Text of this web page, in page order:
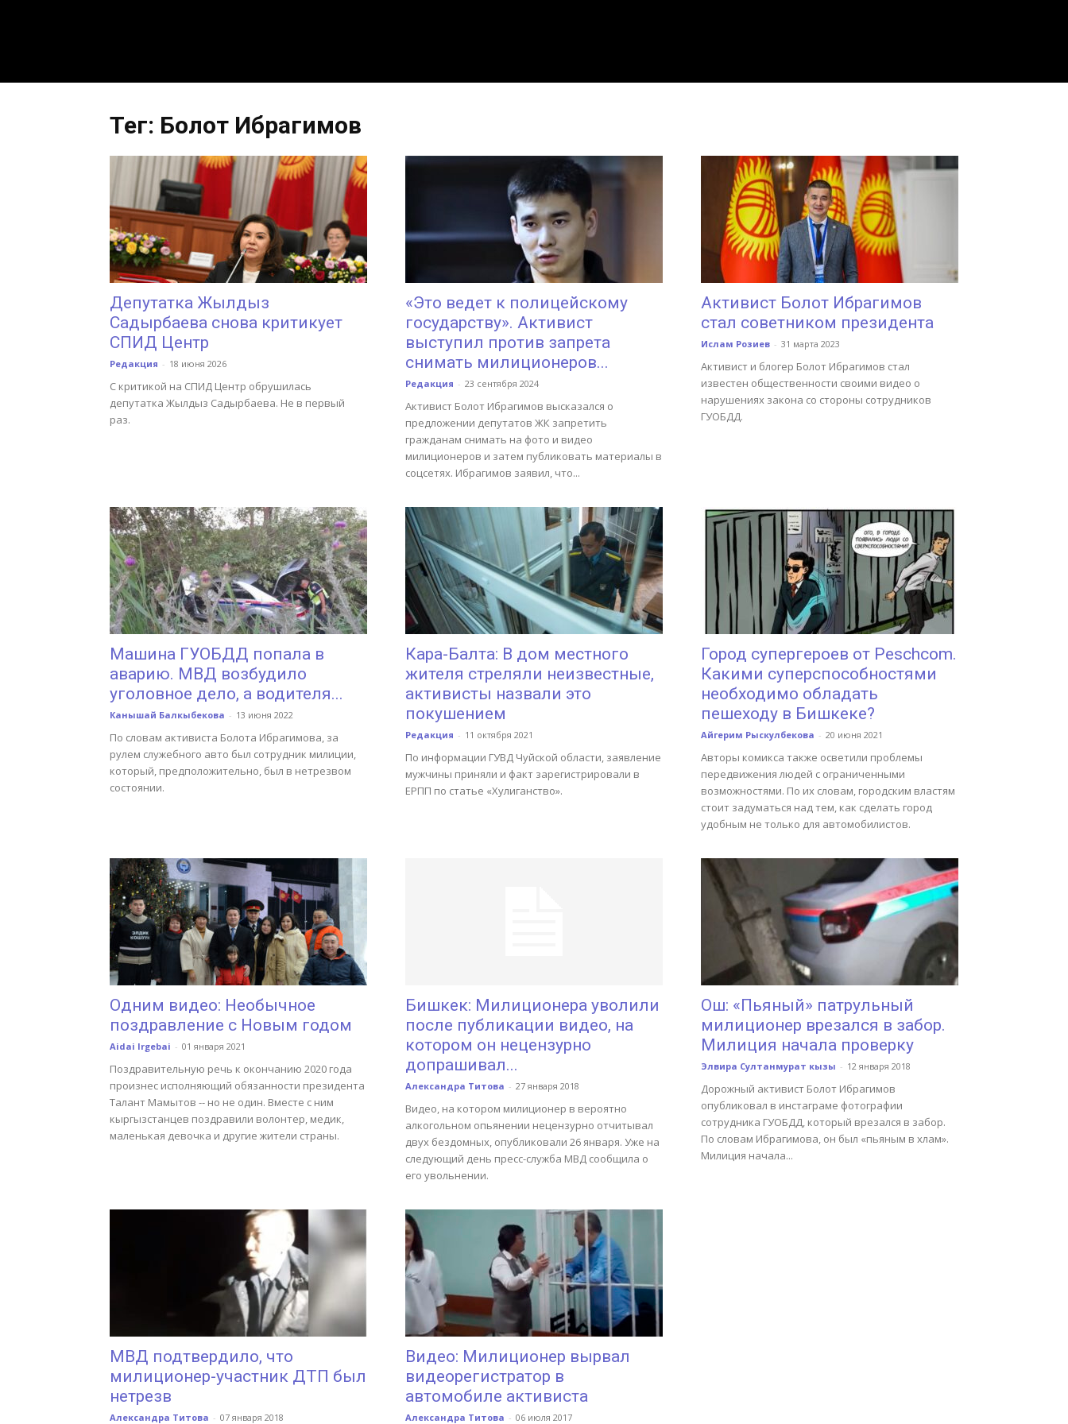
Тег: Болот Ибрагимов
Депутатка Жылдыз
Садырбаева снова критикует
СПИД Центр
Редакция - 18 июня 2026
С критикой на СПИД Центр обрушилась
депутатка Жылдыз Садырбаева. Не в первый
раз.
«Это ведет к полицейскому
государству». Активист
выступил против запрета
снимать милиционеров...
Редакция - 23 сентября 2024
Активист Болот Ибрагимов высказался о
предложении депутатов ЖК запретить
гражданам снимать на фото и видео
милиционеров и затем публиковать материалы в
соцсетях. Ибрагимов заявил, что...
Активист Болот Ибрагимов
стал советником президента
Ислам Розиев - 31 марта 2023
Активист и блогер Болот Ибрагимов стал
известен общественности своими видео о
нарушениях закона со стороны сотрудников
ГУОБДД.
Машина ГУОБДД попала в
аварию. МВД возбудило
уголовное дело, а водителя...
Канышай Балкыбекова - 13 июня 2022
По словам активиста Болота Ибрагимова, за
рулем служебного авто был сотрудник милиции,
который, предположительно, был в нетрезвом
состоянии.
Кара-Балта: В дом местного
жителя стреляли неизвестные,
активисты назвали это
покушением
Редакция - 11 октября 2021
По информации ГУВД Чуйской области, заявление
мужчины приняли и факт зарегистрировали в
ЕРПП по статье «Хулиганство».
Город супергероев от Peschcom.
Какими суперспособностями
необходимо обладать
пешеходу в Бишкеке?
Айгерим Рыскулбекова - 20 июня 2021
Авторы комикса также осветили проблемы
передвижения людей с ограниченными
возможностями. По их словам, городским властям
стоит задуматься над тем, как сделать город
удобным не только для автомобилистов.
Одним видео: Необычное
поздравление с Новым годом
Aidai Irgebai - 01 января 2021
Поздравительную речь к окончанию 2020 года
произнес исполняющий обязанности президента
Талант Мамытов -- но не один. Вместе с ним
кыргызстанцев поздравили волонтер, медик,
маленькая девочка и другие жители страны.
Бишкек: Милиционера уволили
после публикации видео, на
котором он нецензурно
допрашивал...
Александра Титова - 27 января 2018
Видео, на котором милиционер в вероятно
алкогольном опьянении нецензурно отчитывал
двух бездомных, опубликовали 26 января. Уже на
следующий день пресс-служба МВД сообщила о
его увольнении.
Ош: «Пьяный» патрульный
милиционер врезался в забор.
Милиция начала проверку
Элвира Султанмурат кызы - 12 января 2018
Дорожный активист Болот Ибрагимов
опубликовал в инстаграме фотографии
сотрудника ГУОБДД, который врезался в забор.
По словам Ибрагимова, он был «пьяным в хлам».
Милиция начала...
МВД подтвердило, что
милиционер-участник ДТП был
нетрезв
Александра Титова - 07 января 2018
Видео: Милиционер вырвал
видеорегистратор в
автомобиле активиста
Александра Титова - 06 июля 2017